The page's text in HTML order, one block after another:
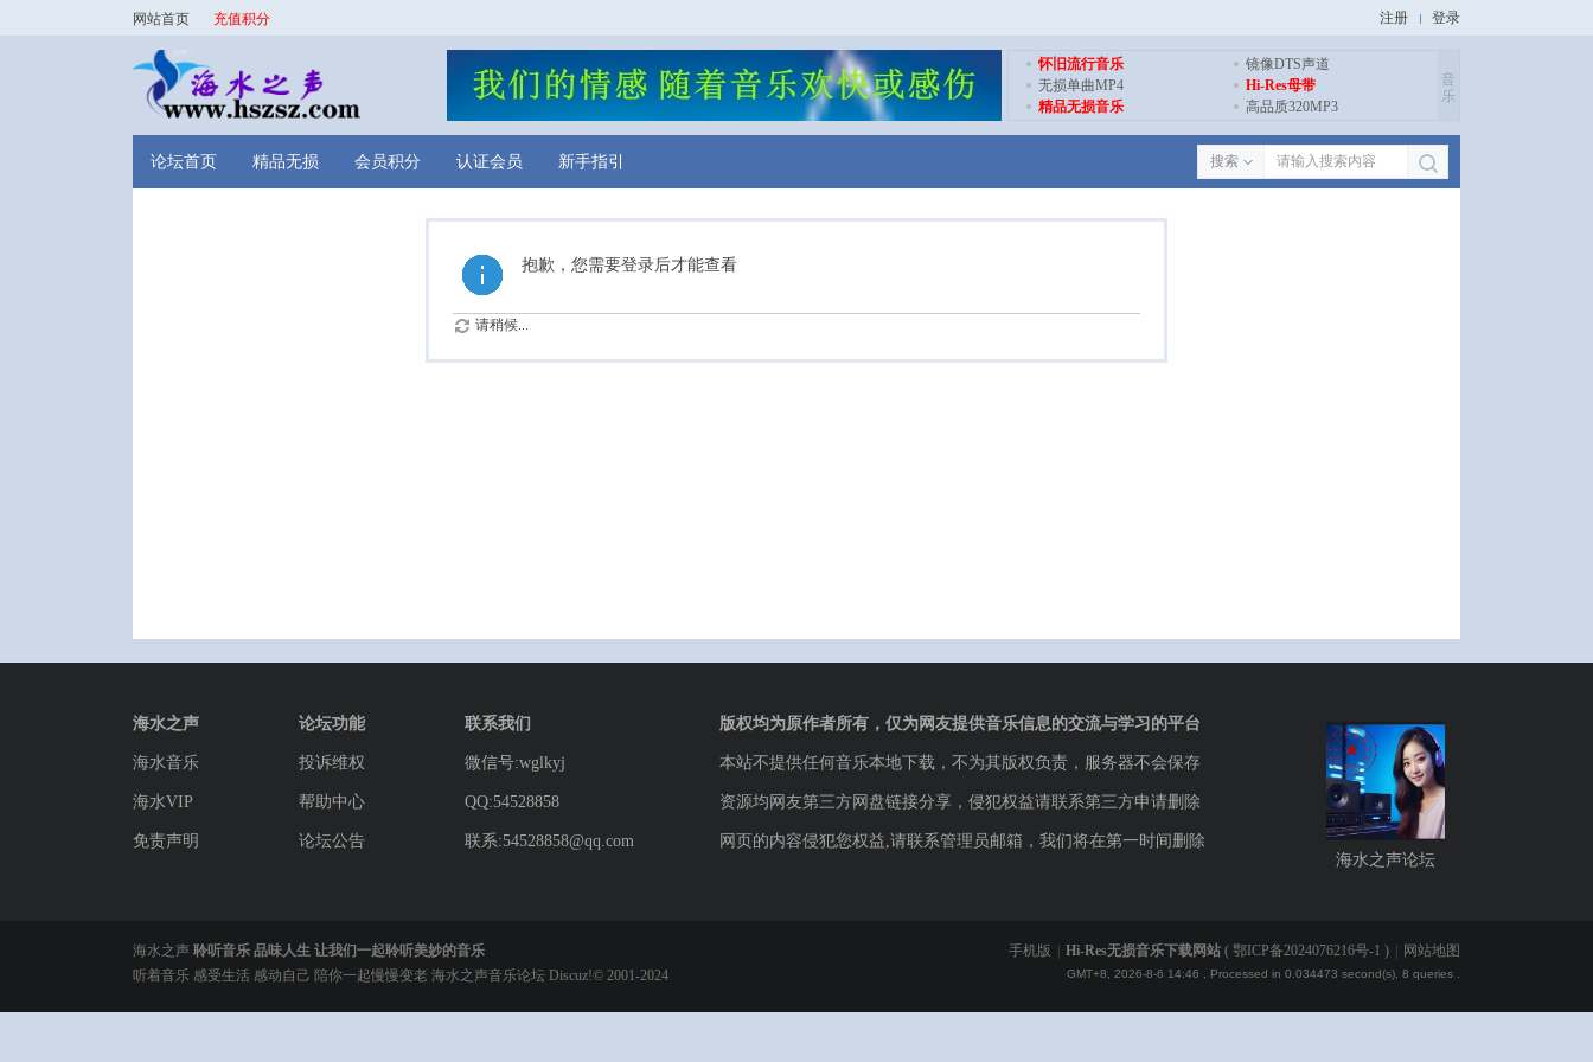
网站首页 充值积分 注册 登录
怀旧流行音乐
镜像DTS声道
无损单曲MP4
Hi-Res母带
精品无损音乐
高品质320MP3
音
乐
论坛首页 精品无损 会员积分 认证会员 新手指引 搜索
抱歉，您需要登录后才能查看
请稍候...
海水之声
海水音乐
海水VIP
免责声明
论坛功能
投诉维权
帮助中心
论坛公告
联系我们
微信号:wglkyj
QQ:54528858
联系:54528858@qq.com
版权均为原作者所有，仅为网友提供音乐信息的交流与学习的平台
本站不提供任何音乐本地下载，不为其版权负责，服务器不会保存
资源均网友第三方网盘链接分享，侵犯权益请联系第三方申请删除
网页的内容侵犯您权益,请联系管理员邮箱，我们将在第一时间删除
海水之声论坛
手机版 Hi-Res无损音乐下载网站 ( 鄂ICP备2024076216号-1 ) 网站地图
GMT+8, 2026-8-6 14:46 , Processed in 0.034473 second(s), 8 queries .
海水之声 聆听音乐 品味人生 让我们一起聆听美妙的音乐
听着音乐 感受生活 感动自己 陪你一起慢慢变老 海水之声音乐论坛 Discuz!© 2001-2024